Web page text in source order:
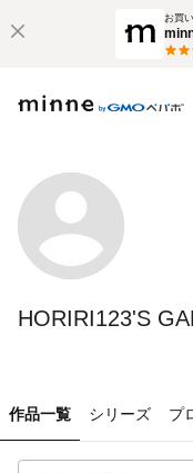
お買
HORIRI123'S
作品一覧 シリーズ プ